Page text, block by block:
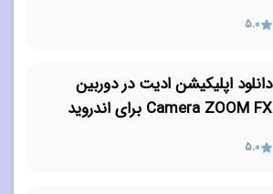
5.0
دانلود اپلیکیشن ادیت در دوربین
Camera ZOOM FX برای اندروید
5.0